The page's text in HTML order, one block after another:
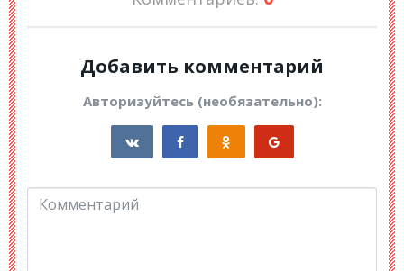
Добавить комментарий
Авторизуйтесь (необязательно):